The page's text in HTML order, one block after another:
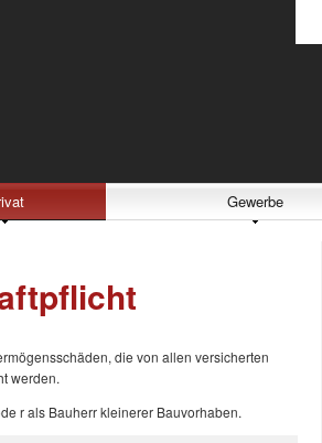
Gewerbe
die von allen versicherten
werden.
r als Bauherr kleinerer Bauvorhaben.